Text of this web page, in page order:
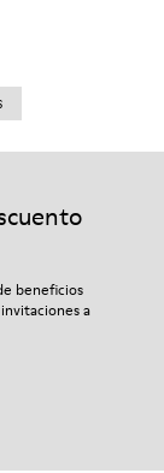
beneficios
a